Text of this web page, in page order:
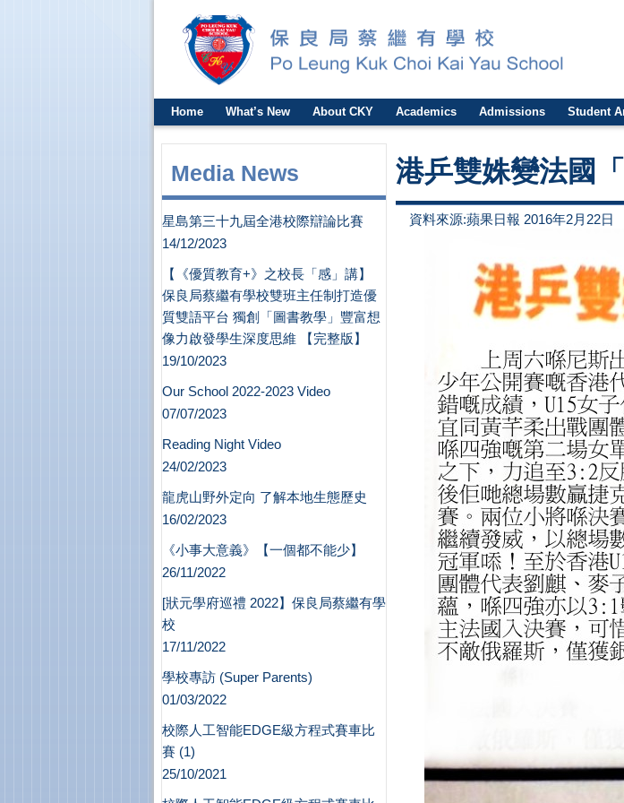
Home What’s New About CKY Academics Admissions Student
Media News
星島第三十九屆全港校際辯論比賽
14/12/2023
【《優質教育+》之校長「感」講】
保良局蔡繼有學校雙班主任制打造優
質雙語平台 獨創「圖書教學」豐富想
像力啟發學生深度思維 【完整版】
19/10/2023
Our School 2022-2023 Video
07/07/2023
Reading Night Video
24/02/2023
龍虎山野外定向 了解本地生態歷史
16/02/2023
《小事大意義》【一個都不能少】
26/11/2022
[狀元學府巡禮 2022】保良局蔡繼有學
校
17/11/2022
學校專訪 (Super Parents)
01/03/2022
校際人工智能EDGE級方程式賽車比
賽 (1)
25/10/2021
港乒雙姝變法國
資料來源:蘋果日報 2016年2月22日